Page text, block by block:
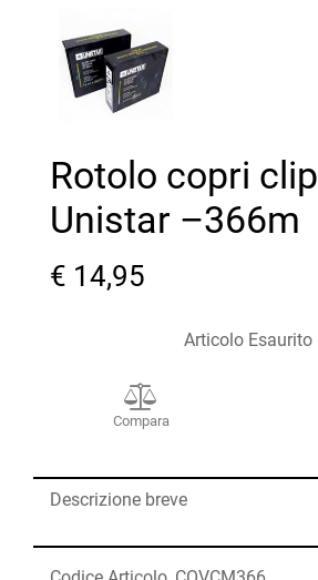
Rotolo copri
Unistar –366m
€ 14,95
Articolo Esaurito
Compara
Descrizione breve